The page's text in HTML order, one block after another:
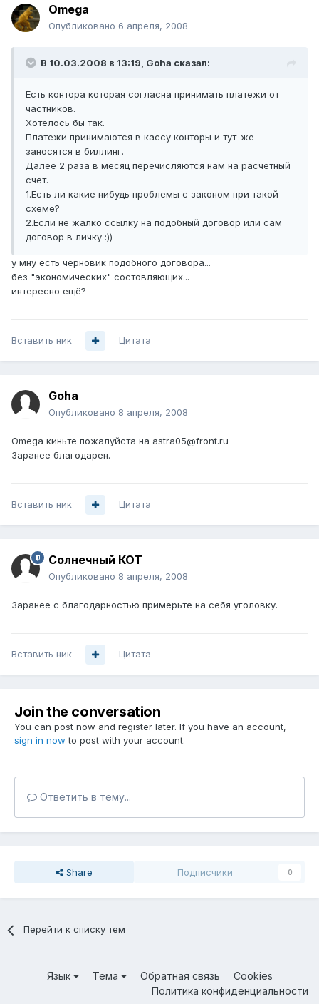
Omega
Опубликовано 6 апреля, 2008
В 10.03.2008 в 13:19, Goha сказал:
Есть контора которая согласна принимать платежи от
частников.
Хотелось бы так.
Платежи принимаются в кассу конторы и тут-же
заносятся в биллинг.
Далее 2 раза в месяц перечисляются нам на расчётный
счет.
1.Есть ли какие нибудь проблемы с законом при такой
схеме?
2.Если не жалко ссылку на подобный договор или сам
договор в личку :))
у мну есть черновик подобного договора...
без "экономических" состовляющих...
интересно ещё?
Вставить ник Цитата
Goha
Опубликовано 8 апреля, 2008
Omega киньте пожалуйста на astra05@front.ru
Заранее благодарен.
Вставить ник Цитата
Солнечный КОТ
Опубликовано 8 апреля, 2008
Заранее с благодарностью примерьте на себя уголовку.
Вставить ник Цитата
Join the conversation
You can post now and register later. If you have an account,
sign in now to post with your account.
Ответить в тему...
Share Подписчики 0
Перейти к списку тем
Язык Тема Обратная связь
Cookies
Политика конфиденциальности